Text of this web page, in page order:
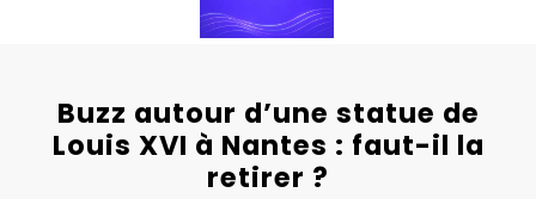
Buzz autour d’une statue de
Louis XVI à Nantes : faut-il la
retirer ?